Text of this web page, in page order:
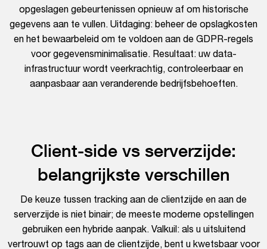
opgeslagen gebeurtenissen opnieuw af om historische
gegevens aan te vullen. Uitdaging: beheer de opslagkosten
en het bewaarbeleid om te voldoen aan de GDPR-regels
voor gegevensminimalisatie. Resultaat: uw data-
infrastructuur wordt veerkrachtig, controleerbaar en
aanpasbaar aan veranderende bedrijfsbehoeften.
Client-side vs serverzijde:
belangrijkste verschillen
De keuze tussen tracking aan de clientzijde en aan de
serverzijde is niet binair; de meeste moderne opstellingen
gebruiken een hybride aanpak. Valkuil: als u uitsluitend
vertrouwt op tags aan de clientzijde, bent u kwetsbaar voor